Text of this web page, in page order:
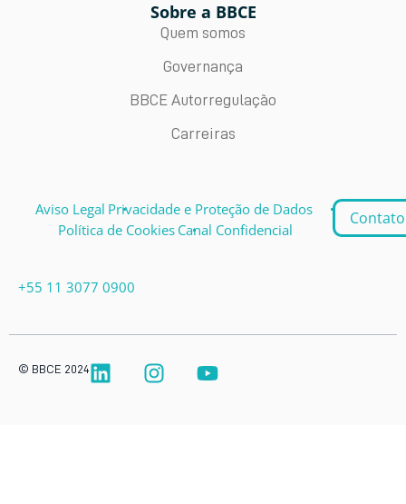
Sobre a BBCE
Quem somos
Governança
BBCE Autorregulação
Carreiras
Aviso Legal Privacidade e Proteção de Dados
Política de Cookies Canal Confidencial
Contato
+55 11 3077 0900
© BBCE 2024